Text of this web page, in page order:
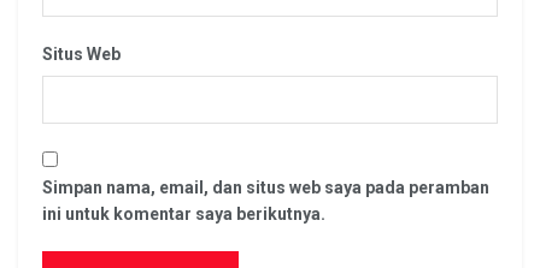
Situs Web
Simpan nama, email, dan situs web saya pada peramban
ini untuk komentar saya berikutnya.